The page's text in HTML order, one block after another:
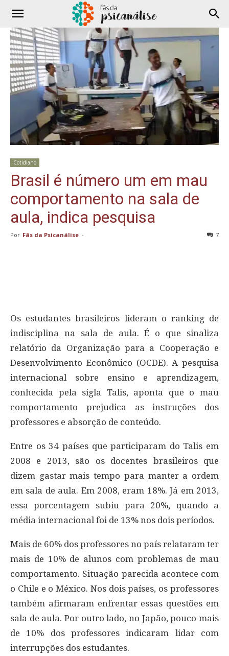
Cotidiano
Brasil é número um em mau
comportamento na sala de
aula, indica pesquisa
Por Fãs da Psicanálise - 7
Os estudantes brasileiros lideram o ranking de
indisciplina na sala de aula. É o que sinaliza
relatório da Organização para a Cooperação e
Desenvolvimento Econômico (OCDE). A pesquisa
internacional sobre ensino e aprendizagem,
conhecida pela sigla Talis, aponta que o mau
comportamento prejudica as instruções dos
professores e absorção de conteúdo.
Entre os 34 países que participaram do Talis em
2008 e 2013, são os docentes brasileiros que
dizem gastar mais tempo para manter a ordem
em sala de aula. Em 2008, eram 18%. Já em 2013,
essa porcentagem subiu para 20%, quando a
média internacional foi de 13% nos dois períodos.
Mais de 60% dos professores no país relataram ter
mais de 10% de alunos com problemas de mau
comportamento. Situação parecida acontece com
o Chile e o México. Nos dois países, os professores
também afirmaram enfrentar essas questões em
sala de aula. Por outro lado, no Japão, pouco mais
de 10% dos professores indicaram lidar com
interrupções dos estudantes.